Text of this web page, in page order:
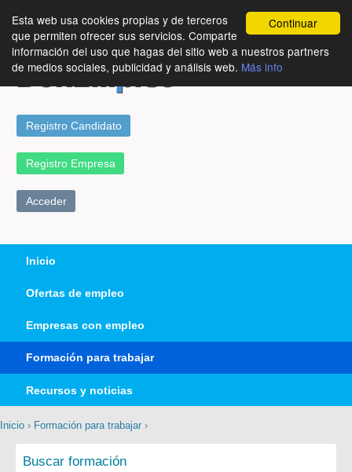
Continuar
Esta web usa cookies propias y de terceros
que permiten ofrecer sus servicios. Comparte
información del uso que hagas del sitio web a nuestros partners
de medios sociales, publicidad y análisis web. Más info
Registro Candidato
Registro Empresa
Acceder
Inicio
Ofertas de empleo
Empresas con empleo
Formación para trabajar
Recursos y noticias
Inicio › Formación para trabajar ›
Buscar formación